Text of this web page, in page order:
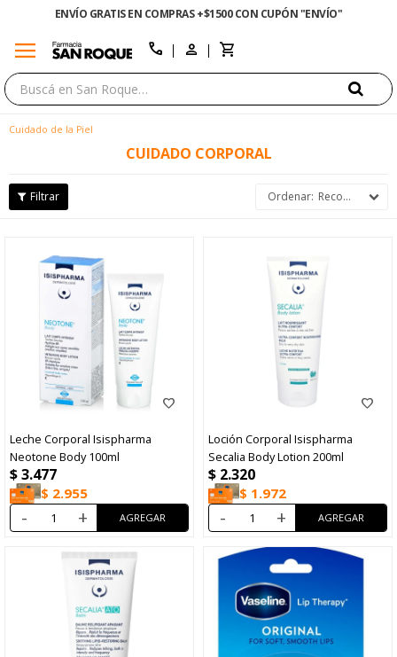
ENVÍO GRATIS EN COMPRAS +$1500 CON CUPÓN "ENVÍO"
menu call
Cuidado de la Piel
CUIDADO CORPORAL
Recomendados
Leche Corporal Isispharma
Neotone Body 100ml
$3.477
$ 2.955
- +
Loción Corporal Isispharma
Secalia Body Lotion 200ml
$ 2.320
$ 1.972
- +
close